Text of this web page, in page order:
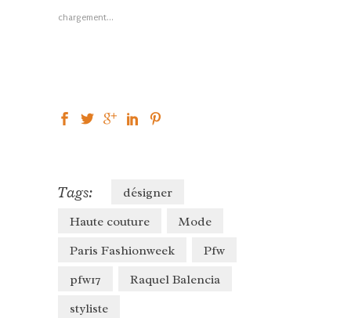
fenêtre)
chargement…
Tags:
désigner
Haute couture
Mode
Paris Fashionweek
Pfw
pfw17
Raquel Balencia
styliste